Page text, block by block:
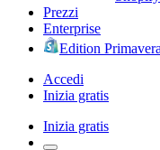
Prezzi
Enterprise
Edition
Accedi
Inizia gratis
Inizia gratis